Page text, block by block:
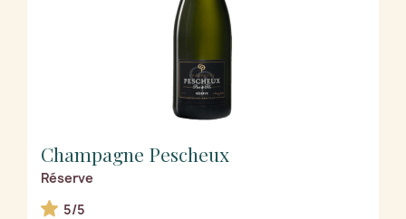
Champagne Pescheux
Réserve
5/5